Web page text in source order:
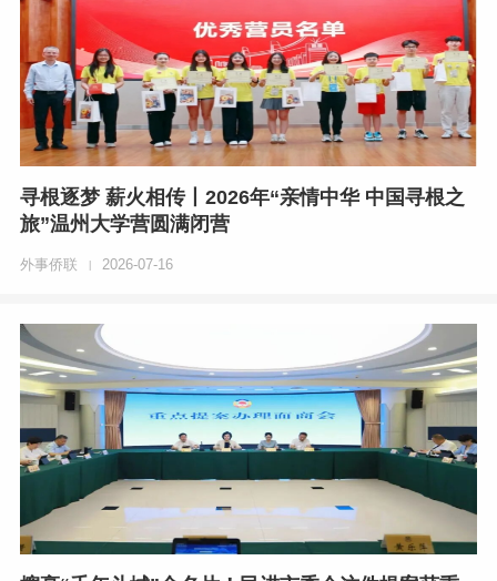
寻根逐梦 薪火相传丨2026年“亲情中华 中国寻根之
旅”温州大学营圆满闭营
外事侨联 | 2026-07-16